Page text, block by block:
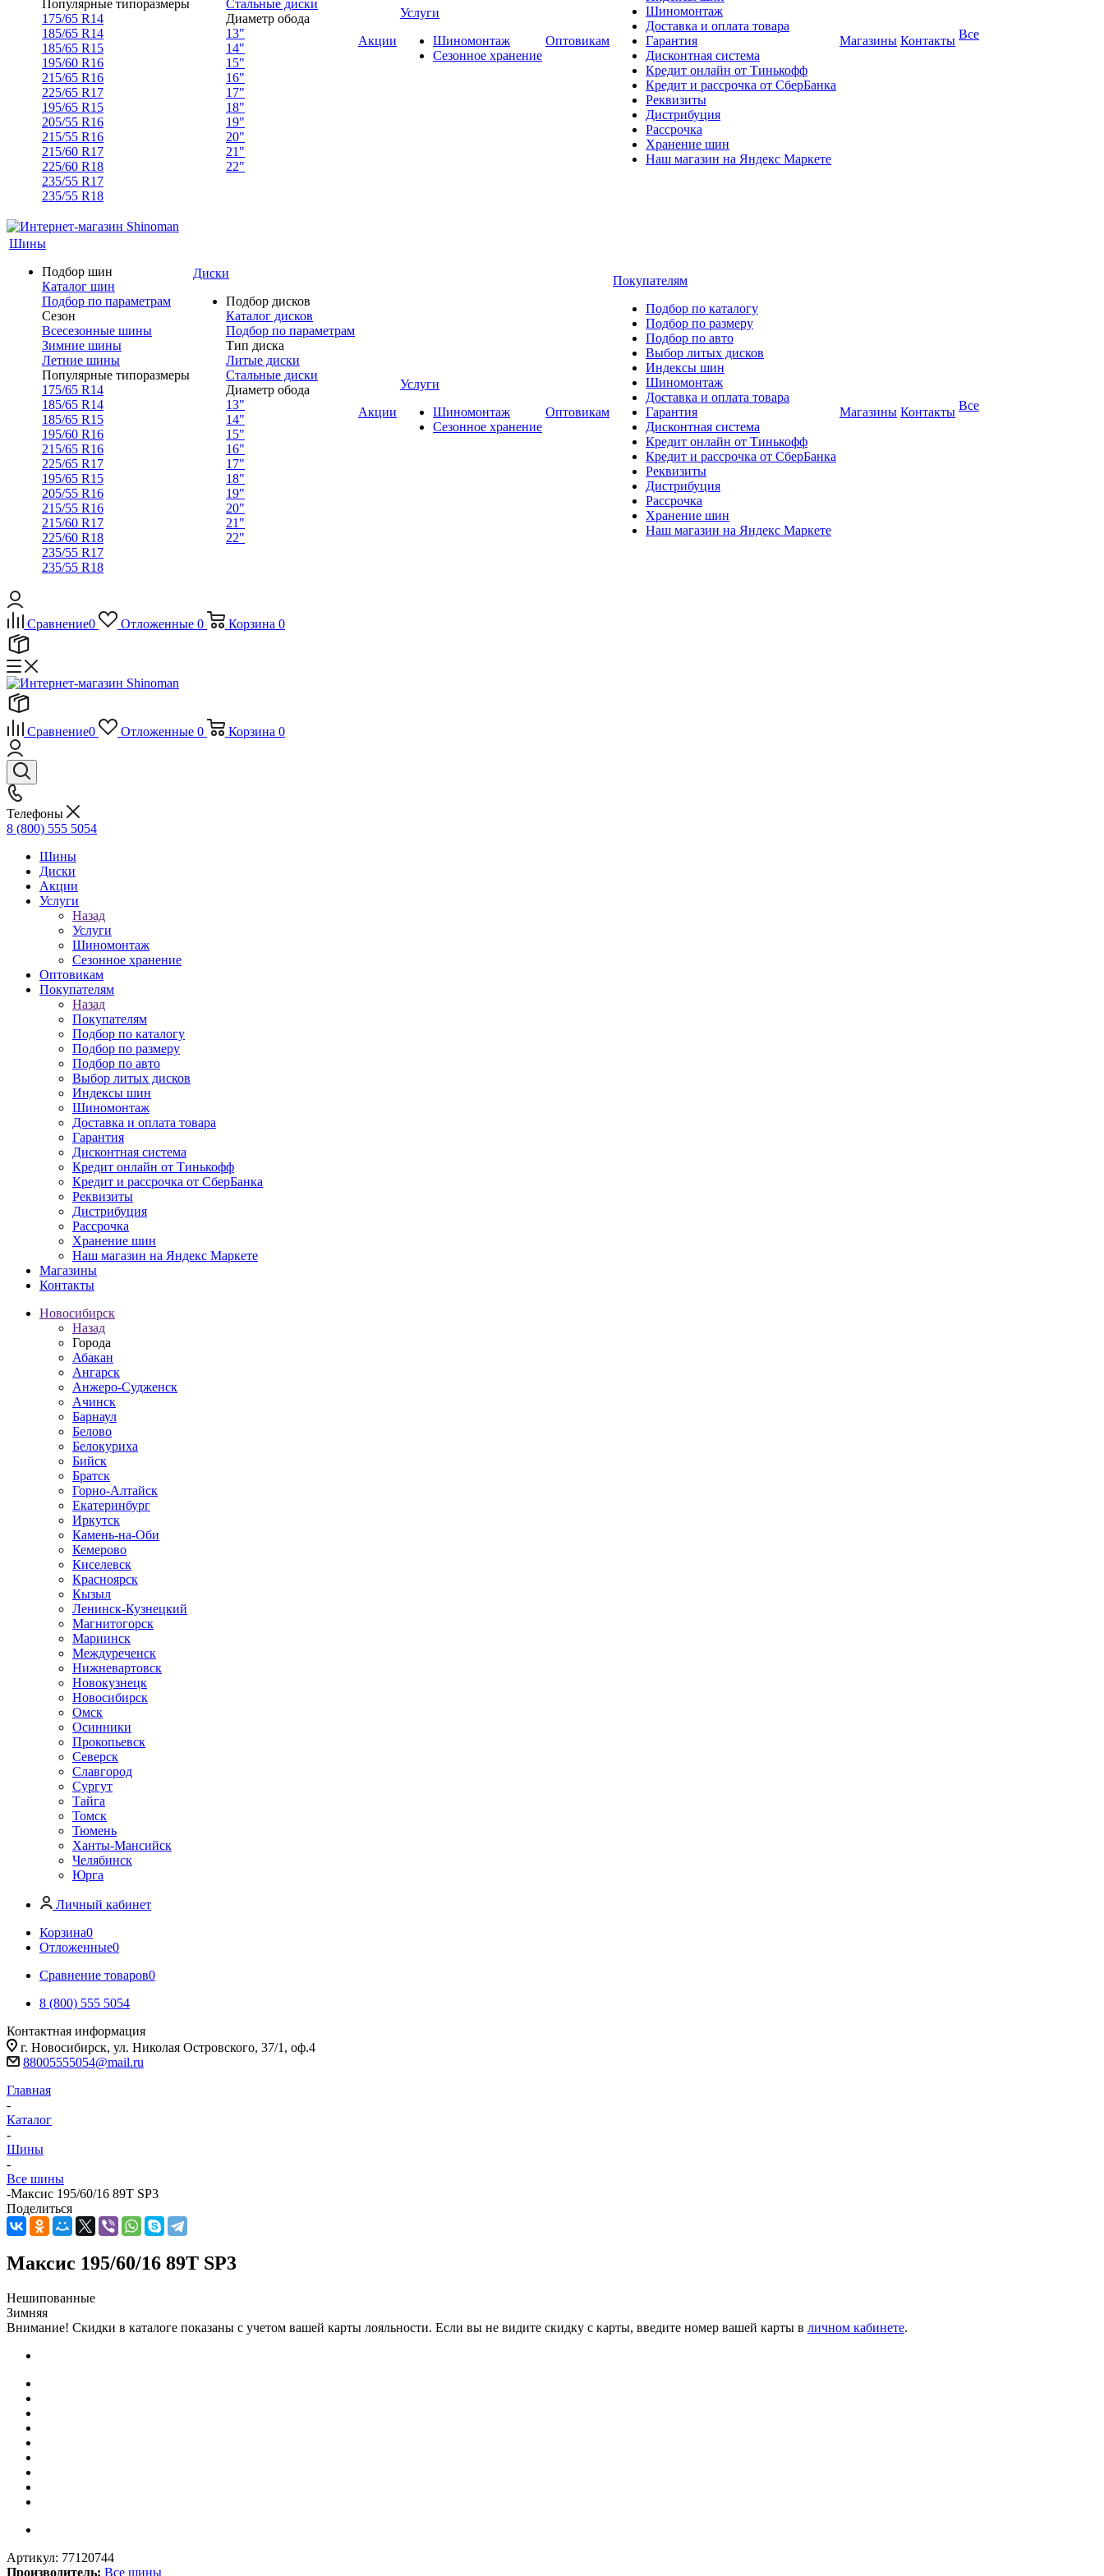
Популярные типоразмеры
175/65 R14
185/65 R14
185/65 R15
195/60 R16
215/65 R16
225/65 R17
195/65 R15
205/55 R16
215/55 R16
215/60 R17
225/60 R18
235/55 R17
235/55 R18
Стальные диски
Диаметр обода
13"
14"
15"
16"
17"
18"
19"
20"
21"
22"
Акции
Услуги
Шиномонтаж
Сезонное хранение
Оптовикам
Шиномонтаж
Доставка и оплата товара
Гарантия
Дисконтная система
Кредит онлайн от Тинькофф
Кредит и рассрочка от СберБанка
Реквизиты
Дистрибуция
Рассрочка
Хранение шин
Наш магазин на Яндекс Маркете
Магазины Контакты Все
Шины
Подбор шин
Каталог шин
Подбор по параметрам
Сезон
Всесезонные шины
Зимние шины
Летние шины
Популярные типоразмеры
175/65 R14
185/65 R14
185/65 R15
195/60 R16
215/65 R16
225/65 R17
195/65 R15
205/55 R16
215/55 R16
215/60 R17
225/60 R18
235/55 R17
235/55 R18
Диски
Подбор дисков
Каталог дисков
Подбор по параметрам
Тип диска
Литые диски
Стальные диски
Диаметр обода
13"
14"
15"
16"
17"
18"
19"
20"
21"
22"
Акции
Услуги
Шиномонтаж
Сезонное хранение
Оптовикам
Покупателям
Подбор по каталогу
Подбор по размеру
Подбор по авто
Выбор литых дисков
Индексы шин
Шиномонтаж
Доставка и оплата товара
Гарантия
Дисконтная система
Кредит онлайн от Тинькофф
Кредит и рассрочка от СберБанка
Реквизиты
Дистрибуция
Рассрочка
Хранение шин
Наш магазин на Яндекс Маркете
Магазины Контакты Все
Сравнение0 Отложенные 0 Корзина 0
Сравнение0 Отложенные 0 Корзина 0
Телефоны
8 (800) 555 5054
Шины
Диски
Акции
Услуги
Назад
Услуги
Шиномонтаж
Сезонное хранение
Оптовикам
Покупателям
Назад
Покупателям
Подбор по каталогу
Подбор по размеру
Подбор по авто
Выбор литых дисков
Индексы шин
Шиномонтаж
Доставка и оплата товара
Гарантия
Дисконтная система
Кредит онлайн от Тинькофф
Кредит и рассрочка от СберБанка
Реквизиты
Дистрибуция
Рассрочка
Хранение шин
Наш магазин на Яндекс Маркете
Магазины
Контакты
Новосибирск
Назад
Города
Абакан
Ангарск
Анжеро-Судженск
Ачинск
Барнаул
Белово
Белокуриха
Бийск
Братск
Горно-Алтайск
Екатеринбург
Иркутск
Камень-на-Оби
Кемерово
Киселевск
Красноярск
Кызыл
Ленинск-Кузнецкий
Магнитогорск
Мариинск
Междуреченск
Нижневартовск
Новокузнецк
Новосибирск
Омск
Осинники
Прокопьевск
Северск
Славгород
Сургут
Тайга
Томск
Тюмень
Ханты-Мансийск
Челябинск
Юрга
Личный кабинет
Корзина0
Отложенные0
Сравнение товаров0
8 (800) 555 5054
Контактная информация
г. Новосибирск, ул. Николая Островского, 37/1, оф.4
88005555054@mail.ru
Главная
-
Каталог
-
Шины
-
Все шины
-Максис 195/60/16 89T SP3
Поделиться
Максис 195/60/16 89T SP3
Нешипованные
Зимняя
Внимание! Скидки в каталоге показаны с учетом вашей карты лояльности. Если вы не видите скидку с карты, введите номер вашей карты в личном кабинете.
Артикул: 77120744
Производитель: Все шины